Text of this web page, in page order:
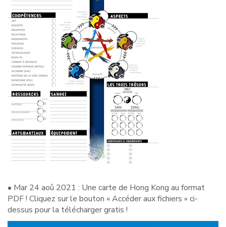
• Mar 24 aoû 2021 : Une carte de Hong Kong au format
PDF ! Cliquez sur le bouton « Accéder aux fichiers » ci-
dessus pour la télécharger gratis !